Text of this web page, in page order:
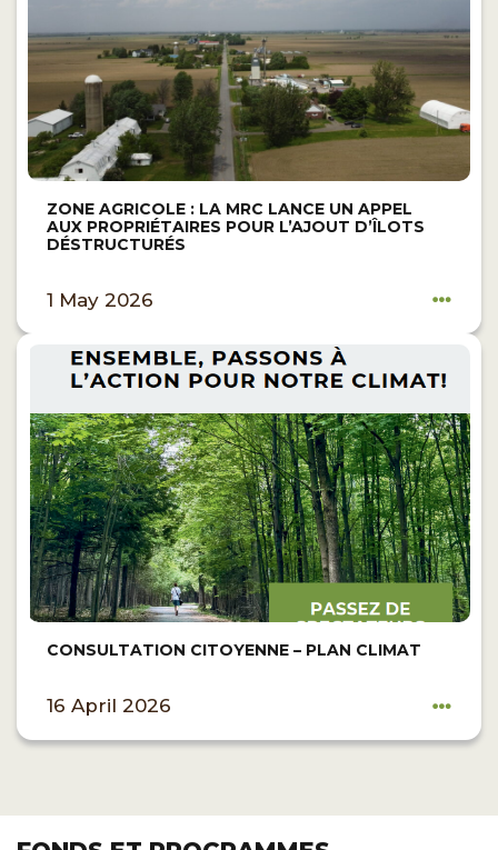
ZONE AGRICOLE : LA MRC LANCE UN APPEL
AUX PROPRIÉTAIRES POUR L’AJOUT D’ÎLOTS
DÉSTRUCTURÉS
1 May 2026
CONSULTATION CITOYENNE – PLAN CLIMAT
16 April 2026